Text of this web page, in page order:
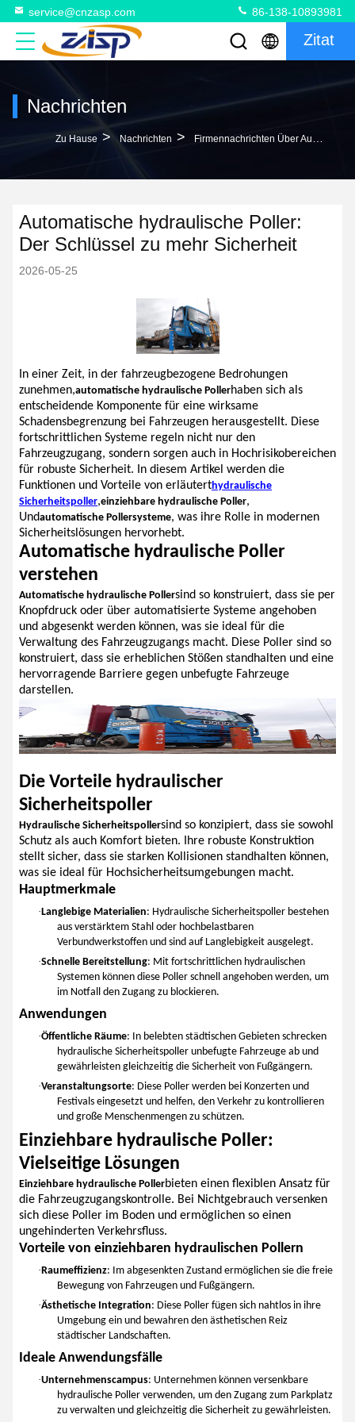
service@cnzasp.com 86-138-10893981
Zitat
Nachrichten
Zu Hause > Nachrichten > Firmennachrichten Über Automatische Hydraulische Poller: Der Schlüssel Zu Mehr Sicherheit
Automatische hydraulische Poller:
Der Schlüssel zu mehr Sicherheit
2026-05-25
In einer Zeit, in der fahrzeugbezogene Bedrohungen
zunehmen,automatische hydraulische Pollerhaben sich als
entscheidende Komponente für eine wirksame
Schadensbegrenzung bei Fahrzeugen herausgestellt. Diese
fortschrittlichen Systeme regeln nicht nur den
Fahrzeugzugang, sondern sorgen auch in Hochrisikobereichen
für robuste Sicherheit. In diesem Artikel werden die
Funktionen und Vorteile von erläuterthydraulische
Sicherheitspoller,einziehbare hydraulische Poller,
Undautomatische Pollersysteme, was ihre Rolle in modernen
Sicherheitslösungen hervorhebt.
Automatische hydraulische Poller
verstehen
Automatische hydraulische Pollersind so konstruiert, dass sie per
Knopfdruck oder über automatisierte Systeme angehoben
und abgesenkt werden können, was sie ideal für die
Verwaltung des Fahrzeugzugangs macht. Diese Poller sind so
konstruiert, dass sie erheblichen Stößen standhalten und eine
hervorragende Barriere gegen unbefugte Fahrzeuge
darstellen.
Die Vorteile hydraulischer
Sicherheitspoller
Hydraulische Sicherheitspollersind so konzipiert, dass sie sowohl
Schutz als auch Komfort bieten. Ihre robuste Konstruktion
stellt sicher, dass sie starken Kollisionen standhalten können,
was sie ideal für Hochsicherheitsumgebungen macht.
Hauptmerkmale
·Langlebige Materialien: Hydraulische Sicherheitspoller bestehen
aus verstärktem Stahl oder hochbelastbaren
Verbundwerkstoffen und sind auf Langlebigkeit ausgelegt.
·Schnelle Bereitstellung: Mit fortschrittlichen hydraulischen
Systemen können diese Poller schnell angehoben werden, um
im Notfall den Zugang zu blockieren.
Anwendungen
·Öffentliche Räume: In belebten städtischen Gebieten schrecken
hydraulische Sicherheitspoller unbefugte Fahrzeuge ab und
gewährleisten gleichzeitig die Sicherheit von Fußgängern.
·Veranstaltungsorte: Diese Poller werden bei Konzerten und
Festivals eingesetzt und helfen, den Verkehr zu kontrollieren
und große Menschenmengen zu schützen.
Einziehbare hydraulische Poller:
Vielseitige Lösungen
Einziehbare hydraulische Pollerbieten einen flexiblen Ansatz für
die Fahrzeugzugangskontrolle. Bei Nichtgebrauch versenken
sich diese Poller im Boden und ermöglichen so einen
ungehinderten Verkehrsfluss.
Vorteile von einziehbaren hydraulischen Pollern
·Raumeffizienz: Im abgesenkten Zustand ermöglichen sie die freie
Bewegung von Fahrzeugen und Fußgängern.
·Ästhetische Integration: Diese Poller fügen sich nahtlos in ihre
Umgebung ein und bewahren den ästhetischen Reiz
städtischer Landschaften.
Ideale Anwendungsfälle
·Unternehmenscampus: Unternehmen können versenkbare
hydraulische Poller verwenden, um den Zugang zum Parkplatz
zu verwalten und gleichzeitig die Sicherheit zu gewährleisten.